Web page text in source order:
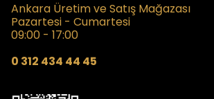
Ankara Üretim ve Satış Mağazası
Pazartesi - Cumartesi
09:00 - 17:00
0 312 434 44 45